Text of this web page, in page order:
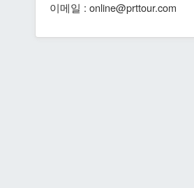
이메일 : online@prttour.com